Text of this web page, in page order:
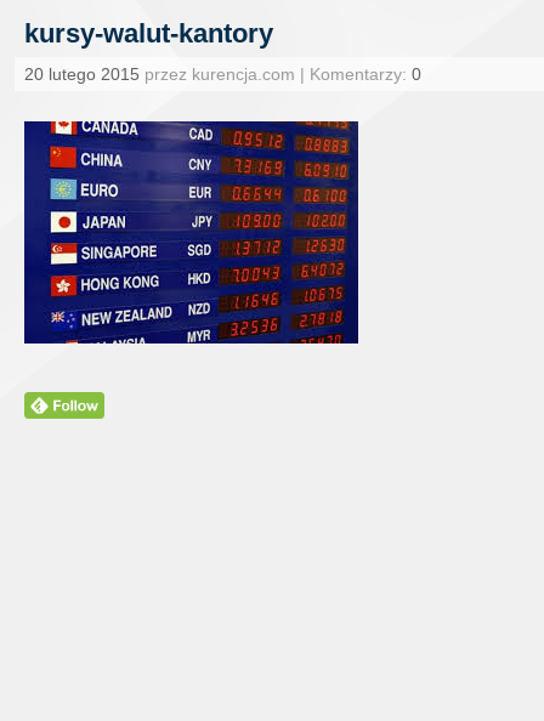
kursy-walut-kantory
20 lutego 2015 przez kurencja.com | Komentarzy: 0